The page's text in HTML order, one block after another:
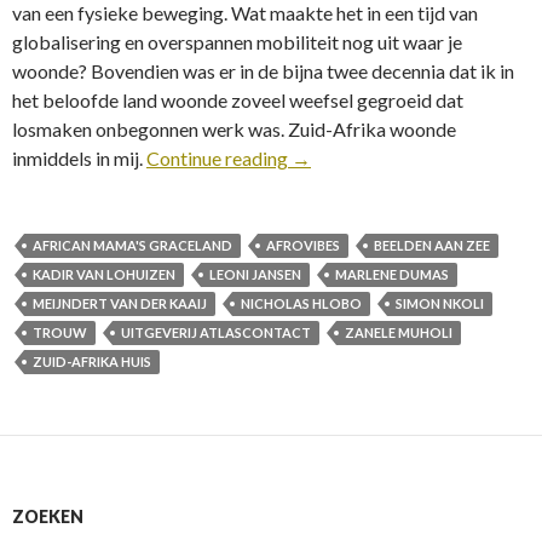
van een fysieke beweging. Wat maakte het in een tijd van
globalisering en overspannen mobiliteit nog uit waar je
woonde? Bovendien was er in de bijna twee decennia dat ik in
het beloofde land woonde zoveel weefsel gegroeid dat
losmaken onbegonnen werk was. Zuid-Afrika woonde
inmiddels in mij.Continue reading →
AFRICAN MAMA'S GRACELAND AFROVIBES
BEELDEN AAN ZEE
KADIR VAN LOHUIZEN
LEONI JANSEN
MARLENE DUMAS
MEIJNDERT VAN DER KAAIJ
NICHOLAS HLOBO
SIMON NKOLI
TROUW
UITGEVERIJ ATLASCONTACT
ZANELE MUHOLI
ZUID-AFRIKA HUIS
ZOEKEN